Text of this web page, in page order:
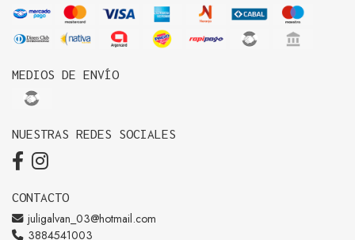
MEDIOS DE ENVÍO
NUESTRAS REDES SOCIALES
CONTACTO
juligalvan_03@hotmail.com
3884541003